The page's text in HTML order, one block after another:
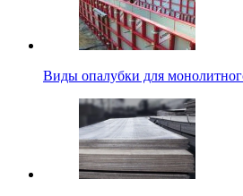
Виды опалубки для